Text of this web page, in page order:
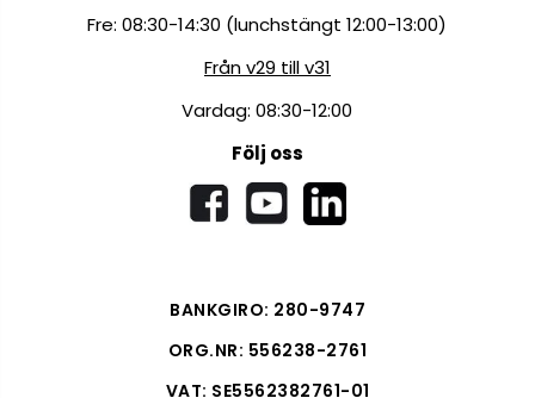
Fre: 08:30-14:30 (lunchstängt 12:00-13:00)
Från v29 till v31
Vardag: 08:30-12:00
Följ oss
BANKGIRO: 280-9747
ORG.NR: 556238-2761
VAT: SE5562382761-01